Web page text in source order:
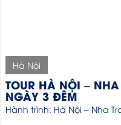
Hà Nội
TOUR HÀ NỘI –
NGÀY 3 ĐÊM
Hành trình: Hà Nội – Nha